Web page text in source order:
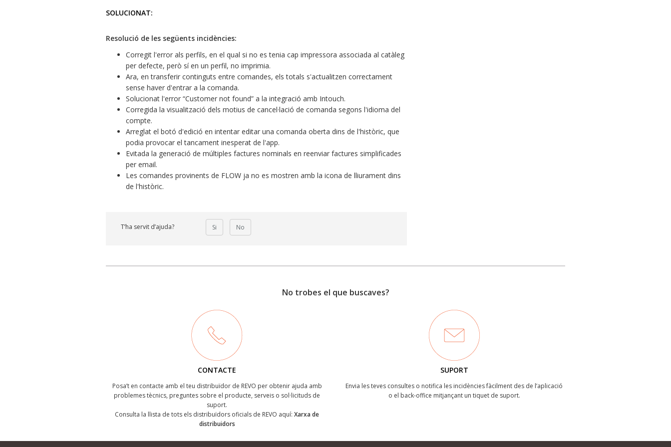
SOLUCIONAT:
Resolució de les següents incidències:
Corregit l'error als perfils, en el qual si no es tenia cap impressora associada al catàleg
per defecte, però sí en un perfil, no imprimia.
Ara, en transferir continguts entre comandes, els totals s'actualitzen correctament
sense haver d'entrar a la comanda.
Solucionat l'error “Customer not found” a la integració amb Intouch.
Corregida la visualització dels motius de cancel·lació de comanda segons l'idioma del
compte.
Arreglat el botó d'edició en intentar editar una comanda oberta dins de l'històric, que
podia provocar el tancament inesperat de l'app.
Evitada la generació de múltiples factures nominals en reenviar factures simplificades
per email.
Les comandes provinents de FLOW ja no es mostren amb la icona de lliurament dins
de l'històric.
T’ha servit d’ajuda? Si No
No trobes el que buscaves?
CONTACTE
Posa’t en contacte amb el teu distribuïdor de REVO per obtenir ajuda amb
problemes tècnics, preguntes sobre el producte, serveis o sol·licituds de
suport.
Consulta la llista de tots els distribuïdors oficials de REVO aquí: Xarxa de
distribuidors
SUPORT
Envia les teves consultes o notifica les incidències fàcilment des de l’aplicació
o el back-office mitjançant un tiquet de suport.